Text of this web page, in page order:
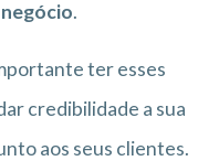
negócio.
ter esses
credibilidade a sua
aos seus clientes.